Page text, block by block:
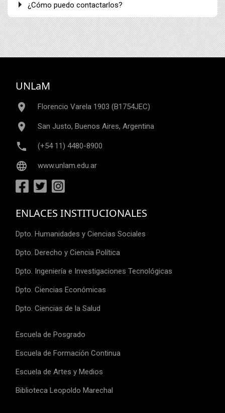
¿Cómo puedo contactarlos?
UNLaM
place Florencio Varela 1903 (B1754JEC)
place San Justo, Buenos Aires, Argentina
phone (+54 11) 4480-8900
language www.unlam.edu.ar
ENLACES INSTITUCIONALES
Dpto. Humanidades y Ciencias Sociales
Dpto. Derecho y Ciencia Política
Dpto. Ingeniería e Investigaciones Tecnológicas
Dpto. Ciencias Económicas
Dpto. Ciencias de la Salud
Escuela de Posgrado
Escuela de Formación Continua
Escuela de Artes y Medios
Biblioteca Leopoldo Marechal